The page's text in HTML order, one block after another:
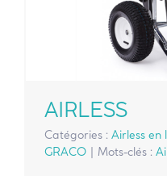
AIRLESS
Catégories : Airless en
GRACO | Mots-clés :